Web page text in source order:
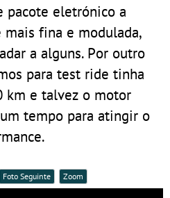
pacote eletrónico a
fina e modulada,
a alguns. Por outro
para test ride tinha
km e talvez o motor
tempo para atingir o
Foto Seguinte Zoom